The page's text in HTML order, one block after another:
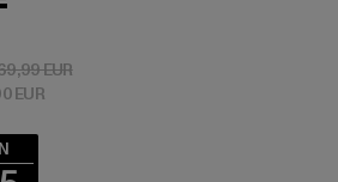
EUR
EURAktionspreis: 69,99 EUR
EUR